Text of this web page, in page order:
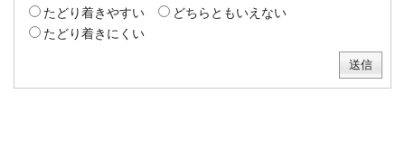
たどり着きやすい
どちらともいえない
たどり着きにくい